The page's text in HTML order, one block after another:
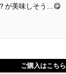
が美味しそう…😋
ご購入はこちら